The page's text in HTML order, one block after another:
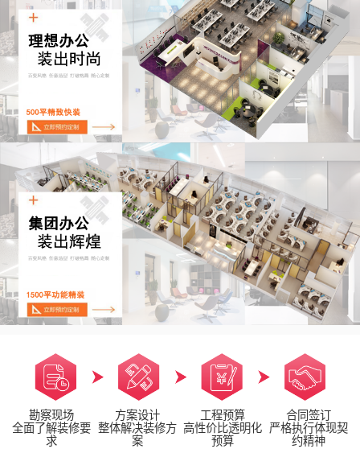
勘察现场
全面了解装修要
求
方案设计
整体解决装修方
案
工程预算
高性价比透明化
预算
合同签订
严格执行体现契
约精神